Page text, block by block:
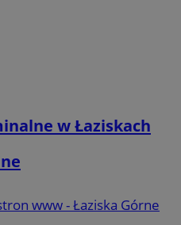
w Łaziskach
www - Łaziska Górne